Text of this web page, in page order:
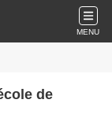
MENU
de